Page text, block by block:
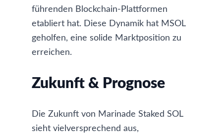
führenden Blockchain-Plattformen
etabliert hat. Diese Dynamik hat MSOL
geholfen, eine solide Marktposition zu
erreichen.
Zukunft & Prognose
Die Zukunft von Marinade Staked SOL
sieht vielversprechend aus,